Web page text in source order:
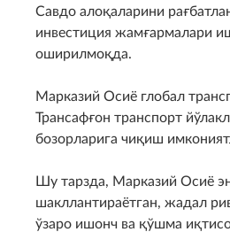
Савдо алоқаларини
инвестиция жамғармалари
оширилмоқда.
Марказий Осиё глобал
Трансафғон транспорт
бозорларига чиқиш
Шу тарзда, Марказий Осиё
шакллантираётган, жадал
ўзаро ишонч ва қўшма